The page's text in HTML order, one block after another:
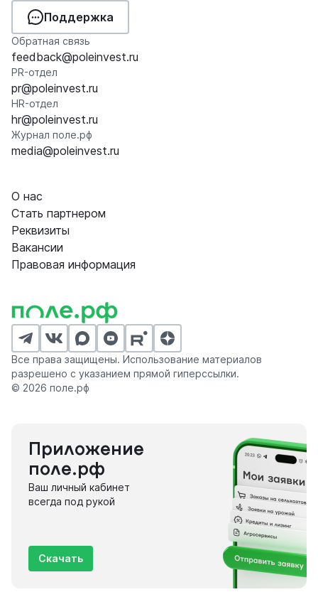
Поддержка
Обратная связь
feedback@poleinvest.ru
PR-отдел
pr@poleinvest.ru
HR-отдел
hr@poleinvest.ru
Журнал поле.рф
media@poleinvest.ru
О нас
Стать партнером
Реквизиты
Вакансии
Правовая информация
Все права защищены. Использование материалов
разрешено с указанием прямой гиперссылки.
© 2026 поле.рф
Приложение
поле.рф
Ваш личный кабинет
всегда под рукой
Скачать